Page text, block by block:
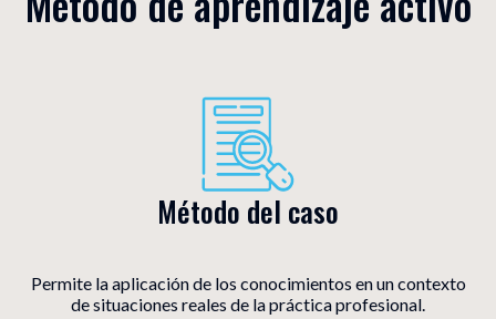
Método del caso
Permite la aplicación de los conocimientos en un contexto
de situaciones reales de la práctica profesional.